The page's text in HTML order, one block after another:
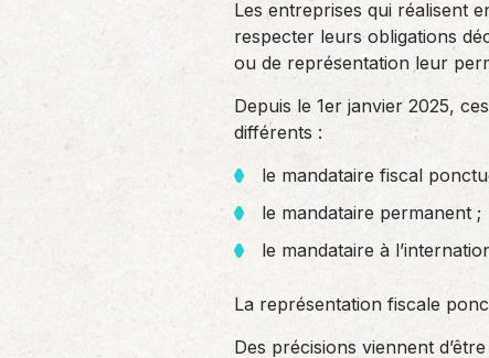
Les entreprises qui réalisent
respecter leurs obligations
ou de représentation leur
Depuis le 1er janvier 2025,
différents :
le mandataire fiscal
le mandataire permanent ;
le mandataire à
La représentation fiscale
Des précisions viennent